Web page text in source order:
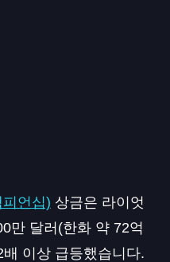
언십) 상금은 라이엇
만 달러(한화 약 72억
이상 급등했습니다.